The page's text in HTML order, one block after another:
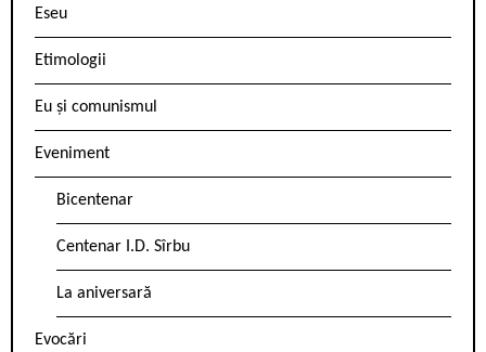
Eseu
Etimologii
Eu și comunismul
Eveniment
Bicentenar
Centenar I.D. Sîrbu
La aniversară
Evocări